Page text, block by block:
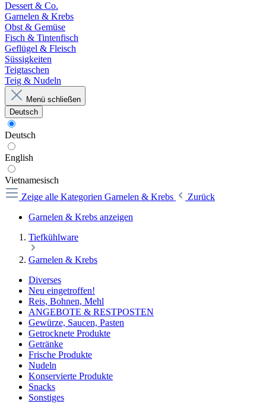
Dessert & Co.
Garnelen & Krebs
Obst & Gemüse
Fisch & Tintenfisch
Geflügel & Fleisch
Süssigkeiten
Teigtaschen
Teig & Nudeln
Menü schließen
Deutsch
Deutsch
English
Vietnamesisch
Zeige alle Kategorien Garnelen & Krebs
Zurück
Garnelen & Krebs anzeigen
Tiefkühlware
Garnelen & Krebs
Diverses
Neu eingetroffen!
Reis, Bohnen, Mehl
ANGEBOTE & RESTPOSTEN
Gewürze, Saucen, Pasten
Getrocknete Produkte
Getränke
Frische Produkte
Nudeln
Konservierte Produkte
Snacks
Sonstiges